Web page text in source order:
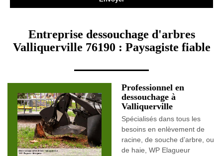
Entreprise dessouchage d'arbres
Valliquerville 76190 : Paysagiste fiable
Professionnel en
dessouchage à
Valliquerville
Spécialisés dans tous les
besoins en enlèvement de
racine, de souche d’arbre, ou
de haie, WP Elagueur